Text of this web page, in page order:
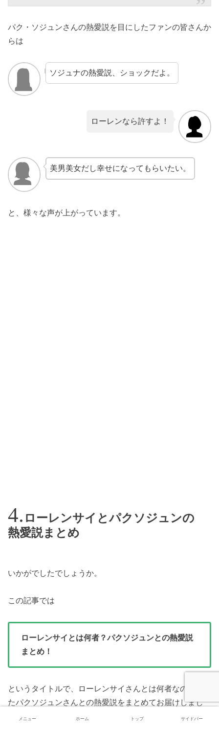
パク・ソジュンさんの熱愛説を目にしたファンの皆さんか
らは
ソジュナの熱愛説、ショックだよ。
ローレンなら許すよ！
美男美女だし幸せになってもらいたい。
と、様々な声が上がっています。
ローレンサイとパクソジュンの
熱愛説まとめ
いかがでしたでしょうか。
この記事では
ローレンサイとは何者？パクソジュンとの熱愛説
まとめ！
というタイトルで、ローレンサイさんとは何者なのか、ま
たパクソジュンさんとの熱愛説をまとめてお届けしまし
た。メニュー ホーム トップ サイドバー